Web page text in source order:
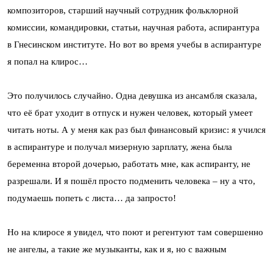
композиторов, старший научный сотрудник фольклорной
комиссии, командировки, статьи, научная работа, аспирантура
в Гнесинском институте. Но вот во время учебы в аспирантуре
я попал на клирос…
Это получилось случайно. Одна девушка из ансамбля сказала,
что её брат уходит в отпуск и нужен человек, который умеет
читать ноты. А у меня как раз был финансовый кризис: я учился
в аспирантуре и получал мизерную зарплату, жена была
беременна второй дочерью, работать мне, как аспиранту, не
разрешали. И я пошёл просто подменить человека – ну а что,
подумаешь попеть с листа… да запросто!
Но на клиросе я увидел, что поют и регентуют там совершенно
не ангелы, а такие же музыканты, как и я, но с важным